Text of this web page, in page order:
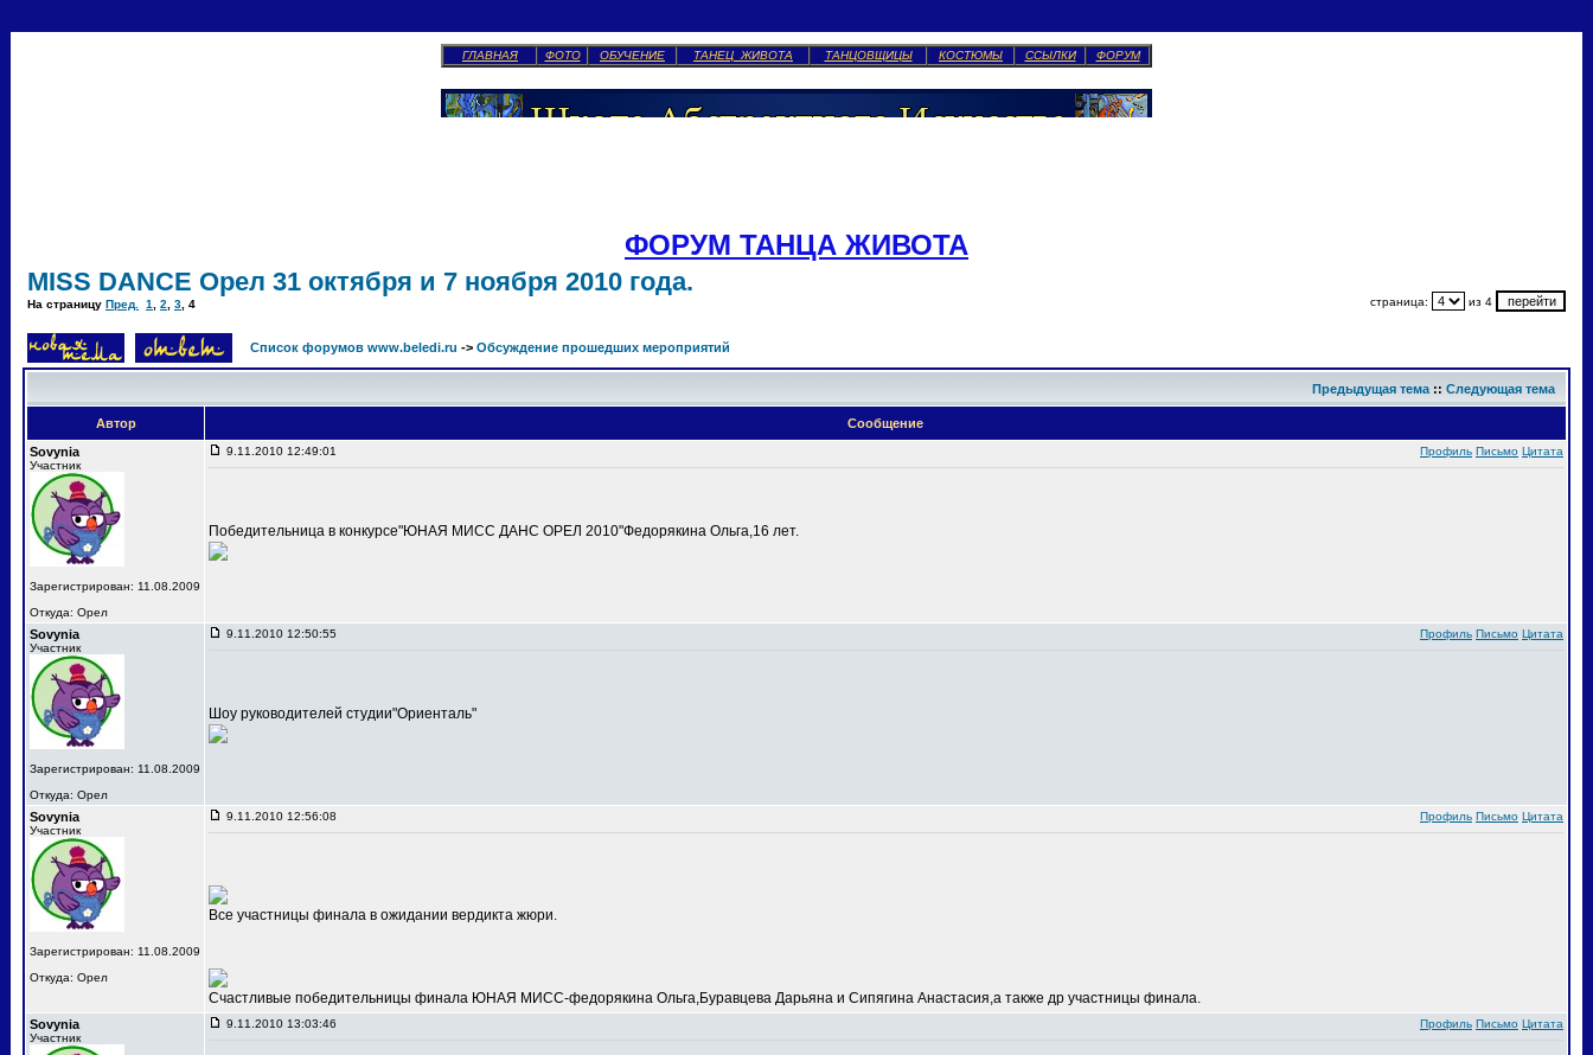
ГЛАВНАЯ ФОТО ОБУЧЕНИЕ ТАНЕЦ ЖИВОТА ТАНЦОВЩИЦЫ КОСТЮМЫ ССЫЛКИ ФОРУМ
ФОРУМ ТАНЦА ЖИВОТА
MISS DANCE Орел 31 октября и 7 ноября 2010 года.
На страницу Пред. 1 2 3 4 страница: из 4
Список форумов www.beledi.ru -> Обсуждение прошедших мероприятий
Предыдущая тема :: Следующая тема
Автор
Сообщение
Sovynia
Участник
Зарегистрирован: 11.08.2009
Откуда: Орел
9.11.2010 12:49:01 Профиль Письмо Цитата
Победительница в конкурсе"ЮНАЯ МИСС ДАНС ОРЕЛ 2010"Федорякина Ольга,16 лет.
Sovynia
Участник
Зарегистрирован: 11.08.2009
Откуда: Орел
9.11.2010 12:50:55 Профиль Письмо Цитата
Шоу руководителей студии"Ориенталь"
Sovynia
Участник
Зарегистрирован: 11.08.2009
Откуда: Орел
9.11.2010 12:56:08 Профиль Письмо Цитата
Все участницы финала в ожидании вердикта жюри.
Счастливые победительницы финала ЮНАЯ МИСС-федорякина Ольга,Буравцева Дарьяна и Сипягина Анастасия,а также др участницы финала.
Sovynia
Участник
9.11.2010 13:03:46 Профиль Письмо Цитата